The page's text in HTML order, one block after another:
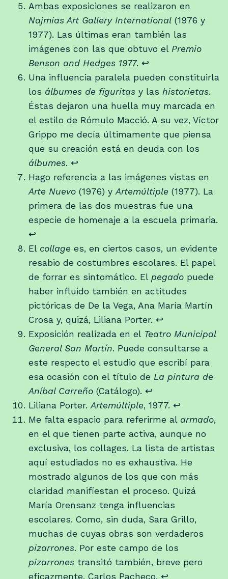
Ambas exposiciones se realizaron en
Najmias Art Gallery International (1976 y
1977). Las últimas eran también las
imágenes con las que obtuvo el Premio
Benson and Hedges 1977. ↩
Una influencia paralela pueden constituirla
los álbumes de figuritas y las historietas.
Éstas dejaron una huella muy marcada en
el estilo de Rómulo Macció. A su vez, Víctor
Grippo me decía últimamente que piensa
que su creación está en deuda con los
álbumes. ↩
Hago referencia a las imágenes vistas en
Arte Nuevo (1976) y Artemúltiple (1977). La
primera de las dos muestras fue una
especie de homenaje a la escuela primaria.
↩
El collage es, en ciertos casos, un evidente
resabio de costumbres escolares. El papel
de forrar es sintomático. El pegado puede
haber influido también en actitudes
pictóricas de De la Vega, Ana María Martín
Crosa y, quizá, Liliana Porter. ↩
Exposición realizada en el Teatro Municipal
General San Martín. Puede consultarse a
este respecto el estudio que escribí para
esa ocasión con el título de La pintura de
Aníbal Carreño (Catálogo). ↩
Liliana Porter. Artemúltiple, 1977. ↩
Me falta espacio para referirme al armado,
en el que tienen parte activa, aunque no
exclusiva, los collages. La lista de artistas
aquí estudiados no es exhaustiva. He
mostrado algunos de los que con más
claridad manifiestan el proceso. Quizá
María Orensanz tenga influencias
escolares. Como, sin duda, Sara Grillo,
muchas de cuyas obras son verdaderos
pizarrones. Por este campo de los
pizarrones transitó también, breve pero
eficazmente, Carlos Pacheco. ↩